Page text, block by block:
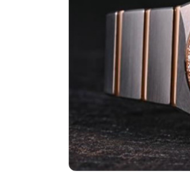
成都市锦江区人
重庆市江北区观
长沙市芙蓉区定
郑州市二七区铭
太原市迎泽区解
沈阳市沈河区中
沈阳市沈河区中
乌鲁木齐市天山
温州市鹿城区锦
哈尔滨市道里区